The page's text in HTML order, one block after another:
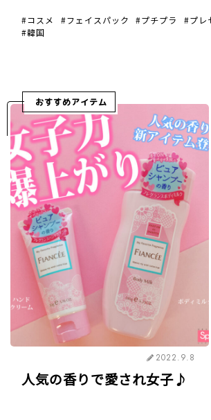
(^^) 美容成分EGF配合のセットもあ
コスメ フェイスパック プチプラ
プレ
韓国
おすすめアイテム
2022.9.8
人気の香りで愛され女子♪